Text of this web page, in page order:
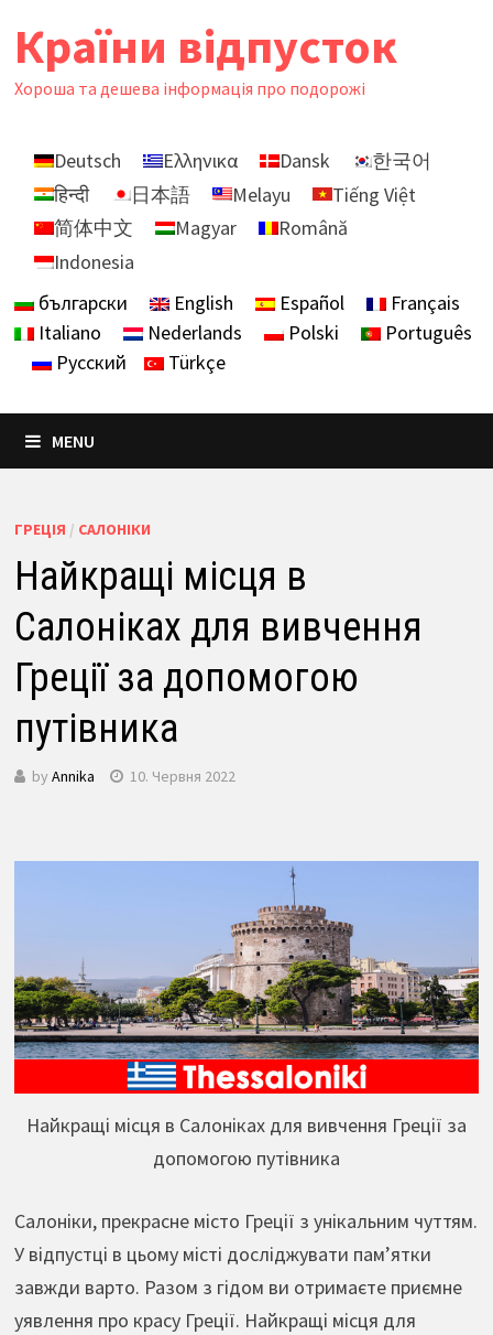
content
Країни відпусток
Хороша та дешева інформація про подорожі
Deutsch Ελληνικα Dansk
한국어
हिन्दी
日本語 Melayu
Tiếng Việt
简体中文
Magyar
Română
Indonesia
български
English Español
Français
Italiano
Nederlands Polski
Português
Русский
Türkçe
MENU
ГРЕЦІЯ / САЛОНІКИ
Найкращі місця в
Салоніках для вивчення
Греції за допомогою
путівника
by Annika 10. Червня 2022
Найкращі місця в Салоніках для вивчення Греції за
допомогою путівника
Салоніки, прекрасне місто Греції з унікальним чуттям.
У відпустці в цьому місті досліджувати пам’ятки
завжди варто. Разом з гідом ви отримаєте приємне
уявлення про красу Греції. Найкращі місця для